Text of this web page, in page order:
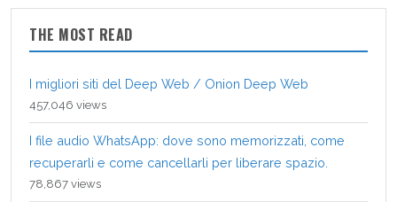
THE MOST READ
I migliori siti del Deep Web / Onion Deep Web
457,046 views
I file audio WhatsApp: dove sono memorizzati, come
recuperarli e come cancellarli per liberare spazio.
78,867 views